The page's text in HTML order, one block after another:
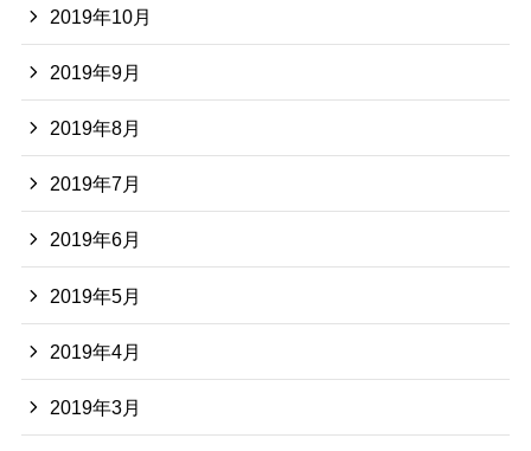
2019年10月
2019年9月
2019年8月
2019年7月
2019年6月
2019年5月
2019年4月
2019年3月